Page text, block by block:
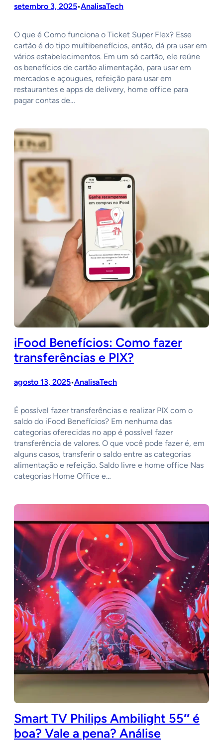
setembro 3, 2025•AnalisaTech
O que é Como funciona o Ticket Super Flex? Esse
cartão é do tipo multibenefícios, então, dá pra usar em
vários estabelecimentos. Em um só cartão, ele reúne
os benefícios de cartão alimentação, para usar em
mercados e açougues, refeição para usar em
restaurantes e apps de delivery, home office para
pagar contas de…
iFood Benefícios: Como fazer
transferências e PIX?
agosto 13, 2025•AnalisaTech
É possível fazer transferências e realizar PIX com o
saldo do iFood Benefícios? Em nenhuma das
categorias oferecidas no app é possível fazer
transferência de valores. O que você pode fazer é, em
alguns casos, transferir o saldo entre as categorias
alimentação e refeição. Saldo livre e home office Nas
categorias Home Office e…
Smart TV Philips Ambilight 55″ é
boa? Vale a pena? Análise